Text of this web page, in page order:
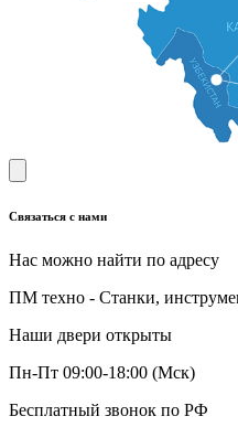
Связаться с нами
Нас можно найти по адресу
ПМ техно - Станки,
Наши двери открыты
Пн-Пт 09:00-18:00 (Мск)
Бесплатный звонок по РФ